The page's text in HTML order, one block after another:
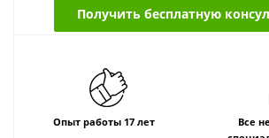
Получить бесплатную
Опыт работы 17 лет
Все